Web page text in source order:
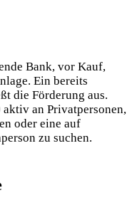
Bank, vor Kauf,
Ein bereits
die Förderung aus.
an Privatpersonen,
oder eine auf
zu suchen.